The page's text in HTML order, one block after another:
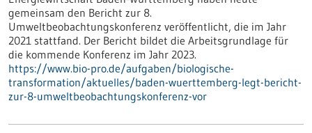
gemeinsam den Bericht zur 8.
Umweltbeobachtungskonferenz veröffentlicht, die im Jahr
2021 stattfand. Der Bericht bildet die Arbeitsgrundlage für
die kommende Konferenz im Jahr 2023.
https://www.bio-pro.de/aufgaben/biologische-
transformation/aktuelles/baden-wuerttemberg-legt-bericht-
zur-8-umweltbeobachtungskonferenz-vor